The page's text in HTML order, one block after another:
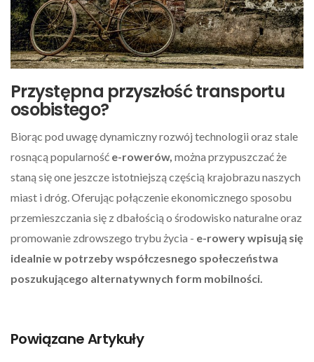
Przystępna przyszłość transportu
osobistego?
Biorąc pod uwagę dynamiczny rozwój technologii oraz stale
rosnącą popularność e-rowerów, można przypuszczać że
staną się one jeszcze istotniejszą częścią krajobrazu naszych
miast i dróg. Oferując połączenie ekonomicznego sposobu
przemieszczania się z dbałością o środowisko naturalne oraz
promowanie zdrowszego trybu życia - e-rowerywpisują się
idealnie w potrzeby współczesnego społeczeństwa
poszukującego alternatywnych form mobilności.
Powiązane Artykuły